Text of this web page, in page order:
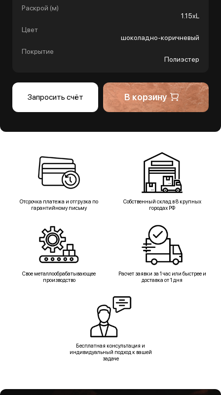
Раскрой (м)
1.15хL
Цвет
шоколадно-коричневый
Покрытие
Полиэстер
Запросить счёт В корзину
Отсрочка платежа и отгрузка по
гарантийному письму
Собственный склад в 8 крупных
городах РФ
Свое металлообрабатывающее
производство
Расчет заявки за 1 час или быстрее и
доставка от 1 дня
Бесплатная консультация и
индивидуальный подход к вашей
задаче